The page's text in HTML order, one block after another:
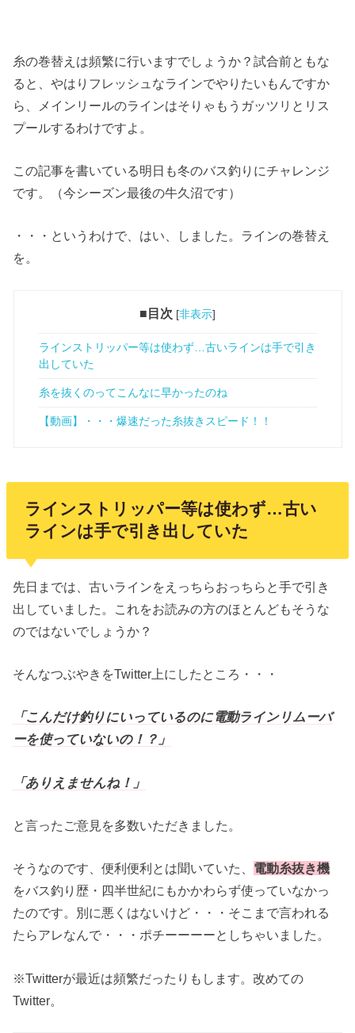
糸の巻替えは頻繁に行いますでしょうか？試合前ともな
ると、やはりフレッシュなラインでやりたいもんですか
ら、メインリールのラインはそりゃもうガッツリとリス
プールするわけですよ。
この記事を書いている明日も冬のバス釣りにチャレンジ
です。（今シーズン最後の牛久沼です）
・・・というわけで、はい、しました。ラインの巻替え
を。
■目次 [非表示]
ラインストリッパー等は使わず…古いラインは手で引き
出していた
糸を抜くのってこんなに早かったのね
【動画】・・・爆速だった糸抜きスピード！！
ラインストリッパー等は使わず…古い
ラインは手で引き出していた
先日までは、古いラインをえっちらおっちらと手で引き
出していました。これをお読みの方のほとんどもそうな
のではないでしょうか？
そんなつぶやきをTwitter上にしたところ・・・
「こんだけ釣りにいっているのに電動ラインリムーバ
ーを使っていないの！？」
「ありえませんね！」
と言ったご意見を多数いただきました。
そうなのです、便利便利とは聞いていた、 電動糸抜き機
をバス釣り歴・四半世紀にもかかわらず使っていなかっ
たのです。別に悪くはないけど・・・そこまで言われる
たらアレなんで・・・ポチーーーーとしちゃいました。
※Twitterが最近は頻繁だったりもします。改めての
Twitter。